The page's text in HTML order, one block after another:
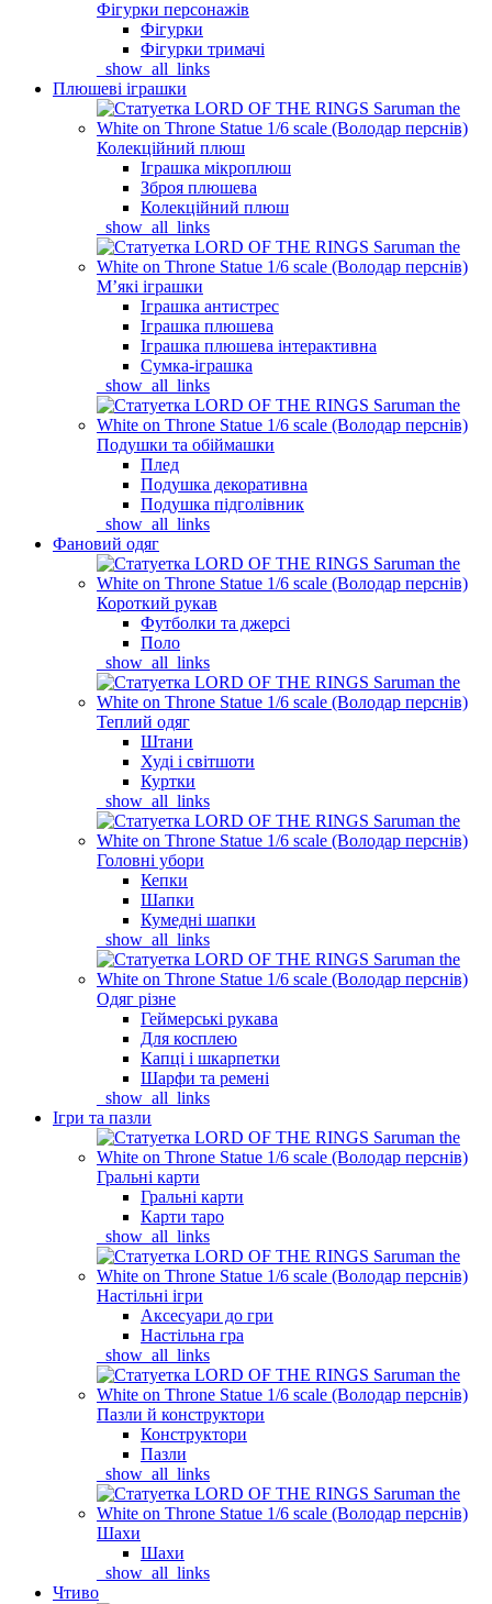
Фігурки персонажів
Фігурки
Фігурки тримачі
_show_all_links
Плюшеві іграшки
Колекційний плюш
Іграшка мікроплюш
Зброя плюшева
Колекційний плюш
_show_all_links
Мʼякі іграшки
Іграшка антистрес
Іграшка плюшева
Іграшка плюшева інтерактивна
Сумка-іграшка
_show_all_links
Подушки та обіймашки
Плед
Подушка декоративна
Подушка підголівник
_show_all_links
Фановий одяг
Короткий рукав
Футболки та джерсі
Поло
_show_all_links
Теплий одяг
Штани
Худі і світшоти
Куртки
_show_all_links
Головні убори
Кепки
Шапки
Кумедні шапки
_show_all_links
Одяг різне
Геймерські рукава
Для косплею
Капці і шкарпетки
Шарфи та ремені
_show_all_links
Ігри та пазли
Гральні карти
Гральні карти
Карти таро
_show_all_links
Настільні ігри
Аксесуари до гри
Настільна гра
_show_all_links
Пазли й конструктори
Конструктори
Пазли
_show_all_links
Шахи
Шахи
_show_all_links
Чтиво